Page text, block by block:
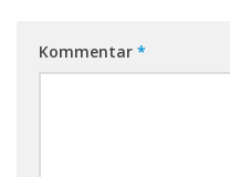
Kommentar *